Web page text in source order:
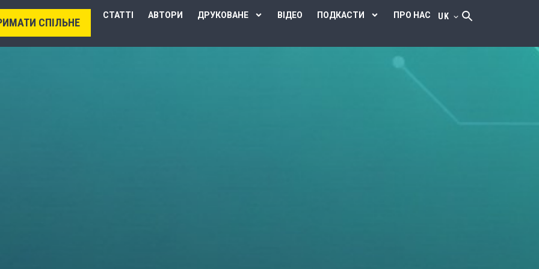
СПІЛЬНЕ
СТАТТІ АВТОРИ ДРУКОВАНЕ ВІДЕО ПОДКАСТИ ПРО НАС UK